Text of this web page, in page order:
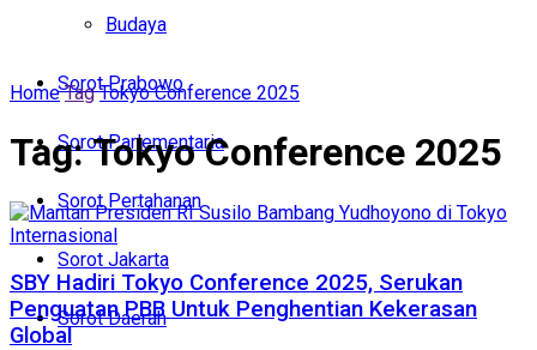
Budaya
Sorot Prabowo
Sorot Parlementaria
Sorot Pertahanan
Sorot Jakarta
Sorot Daerah
Sorot Parlementaria
Sorot Pertahanan
Sorot Jakarta
Sorot Daerah
Home Tag Tokyo Conference 2025
Tag:Tokyo Conference 2025
Internasional
SBY Hadiri Tokyo Conference 2025, Serukan
Penguatan PBB Untuk Penghentian Kekerasan
Global